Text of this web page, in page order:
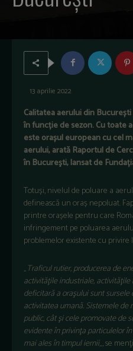
13 aprilie 2022
Calitatea aerului din
în funcție de sezon. Cu toate
este orașul european cu cel
aerului, arată Raportul de
în Bucureşti, lansat de
Totuși, nivelul de poluare a
definească un oraș nepoluat.
printre orașele pentru care
infringement pe poluarea
problemelor existente cu
„Traficul rutier, producerea de
activităţile industriale,
deficitară a oraşului sunt
activitatea umană. Sistemele
public, cât şi cele promovate de
evidente în privinţa particulelor
mai ales în timpul iernii„, se